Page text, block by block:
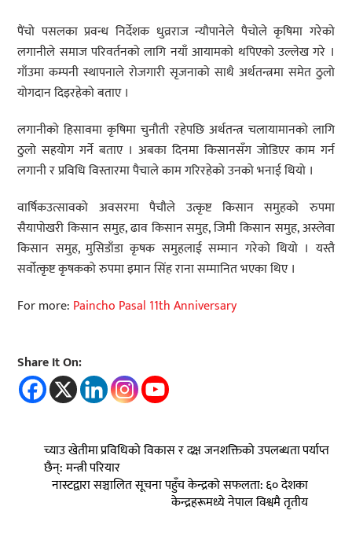
पैंचो पसलका प्रवन्ध निर्देशक धुव्रराज न्यौपानेले पैचोले कृषिमा गरेको
लगानीले समाज परिवर्तनको लागि नयाँ आयामको थपिएको उल्लेख गरे ।
गाँउमा कम्पनी स्थापनाले रोजगारी सृजनाको साथै अर्थतन्त्रमा समेत ठुलो
योगदान दिइरहेको बताए ।
लगानीको हिसावमा कृषिमा चुनौती रहेपछि अर्थतन्त्र चलायामानको लागि
ठुलो सहयोग गर्ने बताए । अबका दिनमा किसानसँग जोडिएर काम गर्न
लगानी र प्रविधि विस्तारमा पैचाले काम गरिरहेको उनको भनाई थियो ।
वार्षिकउत्सावको अवसरमा पैचौले उत्कृष्ट किसान समुहको रुपमा
सैयापोखरी किसान समुह, ढाव किसान समुह, जिमी किसान समुह, अस्लेवा
किसान समुह, मुसिडाँडा कृषक समुहलाई सम्मान गरेको थियो । यस्तै
सर्वोत्कृष्ट कृषकको रुपमा इमान सिंह राना सम्मानित भएका थिए ।
For more: Paincho Pasal 11th Anniversary
Share It On:
च्याउ खेतीमा प्रविधिको विकास र दक्ष जनशक्तिको उपलब्धता पर्याप्त
छैन्: मन्त्री परियार
नास्टद्वारा सञ्चालित सूचना पहुँच केन्द्रको सफलता: ६० देशका
केन्द्रहरूमध्ये नेपाल विश्वमै तृतीय